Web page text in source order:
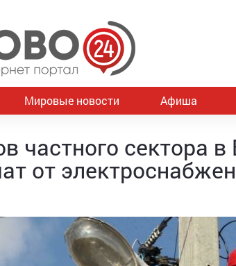
Мировые новости Афиша
частного сектора в
от